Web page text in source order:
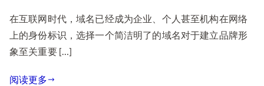
在互联网时代，域名已经成为企业、个人甚至机构在网络
上的身份标识，选择一个简洁明了的域名对于建立品牌形
象至关重要 […]
阅读更多